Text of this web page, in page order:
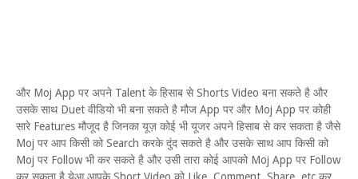
और Moj App पर अपने Talent के हिसाब से Shorts Video बना सकते है और
उसके साथ Duet वीडियो भी बना सकते है मौज App पर और Moj App पर कोही
सारे Features मौजूद है जिनका यूज़ कोई भी यूजर अपने हिसाब से कर सकता है जैसे
Moj पर आप किसी को Search करके दुंद सकते है और उसके साथ आप किसी को
Moj पर Follow भी कर सकते है और उसी तारा कोई आपको Moj App पर Follow